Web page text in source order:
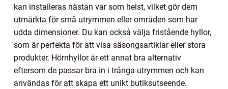
kan installeras nästan var som helst, vilket gör dem
utmärkta för små utrymmen eller områden som har
udda dimensioner. Du kan också välja fristående hyllor,
som är perfekta för att visa säsongsartiklar eller stora
produkter. Hörnhyllor är ett annat bra alternativ
eftersom de passar bra in i trånga utrymmen och kan
användas för att skapa ett unikt butiksutseende.